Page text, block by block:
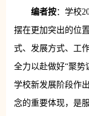
编者按：学校
摆在更加突出的位
式、发展方式、工
全力以赴做好“聚势
学校新发展阶段作
念的重要体现，是